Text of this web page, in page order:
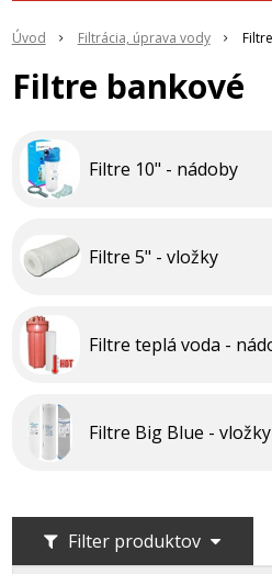
Úvod Filtrácia, úprava vody
Filtre bankové
Filtre 10" - nádoby
Filtre 5" - vložky
Filtre teplá voda -
Filtre Big Blue - vložky
Filter produktov